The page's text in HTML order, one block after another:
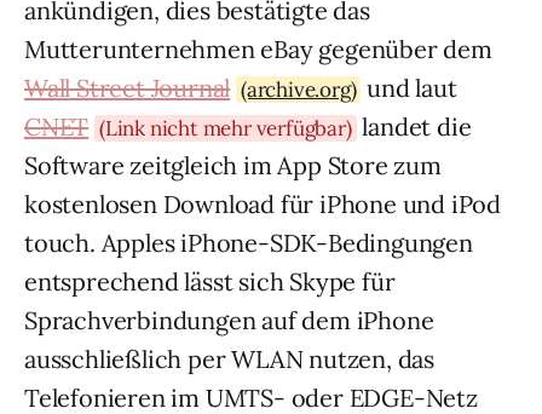
ankündigen, dies bestätigte das
Mutterunternehmen eBay gegenüber dem
Wall Street Journal (archive.org) und laut
CNET (Link nicht mehr verfügbar)landet die
Software zeitgleich im App Store zum
kostenlosen Download für iPhone und iPod
touch. Apples iPhone-SDK-Bedingungen
entsprechend lässt sich Skype für
Sprachverbindungen auf dem iPhone
ausschließlich per WLAN nutzen, das
Telefonieren im UMTS- oder EDGE-Netz